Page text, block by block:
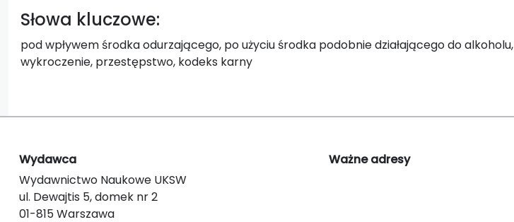
Słowa kluczowe:
pod wpływem środka odurzającego, po użyciu środka podobnie działającego do alkoholu,
wykroczenie, przestępstwo, kodeks karny
Wydawca
Wydawnictwo Naukowe UKSW
ul. Dewajtis 5, domek nr 2
01-815 Warszawa
Ważne adresy